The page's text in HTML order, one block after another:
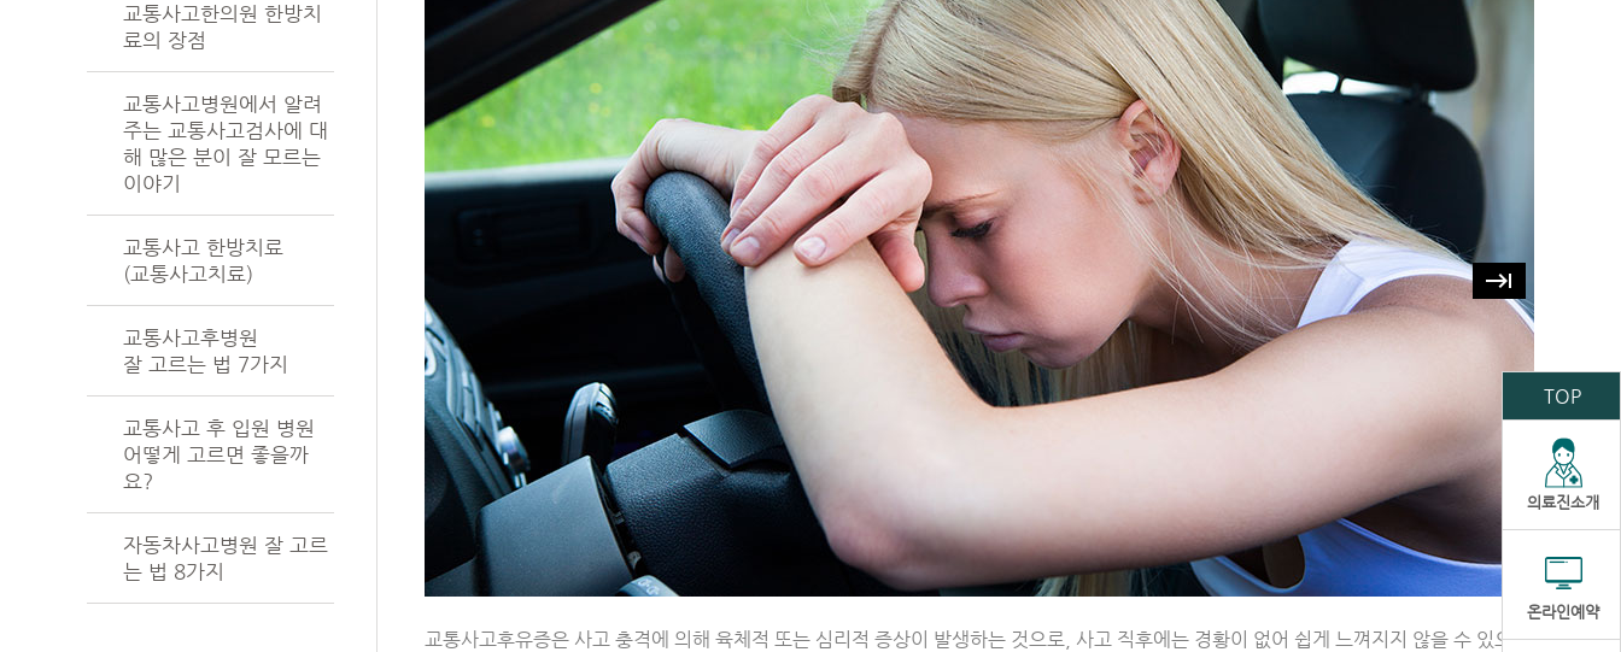
교통사고한의원 한방치
료의 장점
교통사고병원에서 알려
주는 교통사고검사에 대
해 많은 분이 잘 모르는
이야기
교통사고 한방치료
(교통사고치료)
교통사고후병원
잘 고르는 법 7가지
교통사고 후 입원 병원
어떻게 고르면 좋을까
요?
자동차사고병원 잘 고르
는 법 8가지
교통사고후유증은 사고 충격에 의해 육체적 또는 심리적 증상이 발생하는 것으로, 사고 직후에는 경황이 없어 쉽게 느껴지지 않을 수 있으나
keyboard_tab
TOP
의료진소개
온라인예약